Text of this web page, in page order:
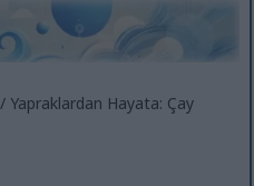
/ Yapraklardan Hayata: Çay